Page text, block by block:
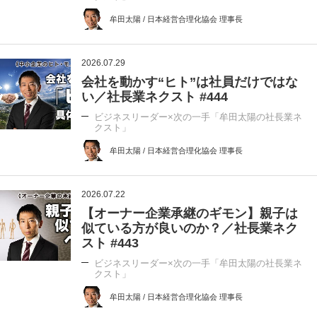
牟田太陽 / 日本経営合理化協会 理事長
2026.07.29
会社を動かす“ヒト”は社員だけではな
い／社長業ネクスト #444
ビジネスリーダー×次の一手「牟田太陽の社長業ネ
クスト」
牟田太陽 / 日本経営合理化協会 理事長
2026.07.22
【オーナー企業承継のギモン】親子は
似ている方が良いのか？／社長業ネク
スト #443
ビジネスリーダー×次の一手「牟田太陽の社長業ネ
クスト」
牟田太陽 / 日本経営合理化協会 理事長